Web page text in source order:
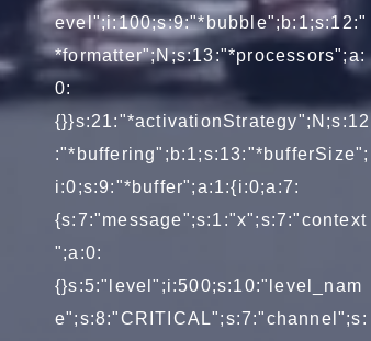
evel";i:100;s:9:"*bubble";b:1;s:12:"
*formatter";N;s:13:"*processors";a:
0:
{}}s:21:"*activationStrategy";N;s:12
:"*buffering";b:1;s:13:"*bufferSize";
i:0;s:9:"*buffer";a:1:{i:0;a:7:
{s:7:"message";s:1:"x";s:7:"context
";a:0:
{}s:5:"level";i:500;s:10:"level_nam
e";s:8:"CRITICAL";s:7:"channel";s: